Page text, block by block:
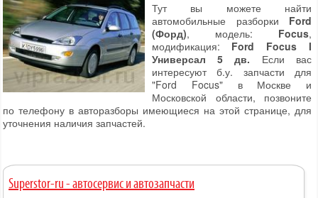
Тут вы можете найти
автомобильные разборки Ford
(Форд), модель: Focus,
модификация: Ford Focus I
Универсал 5 дв. Если вас
интересуют б.у. запчасти для
"Ford Focus" в Москве и
Московской области, позвоните
по телефону в авторазборы имеющиеся на этой странице, для
уточнения наличия запчастей.
Superstor-ru - автосервис и автозапчасти